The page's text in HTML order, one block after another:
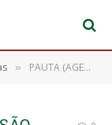
» PAUTA (AGENDA) DA 4ª SESSÃO ORDINÁRIA, DA 21ª LEGISLATURA, DE 18 DE MARÇO DE 2022